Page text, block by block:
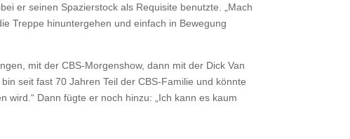
er seinen Spazierstock als Requisite benutzte. „Mach
Treppe hinuntergehen und einfach in Bewegung
mit der CBS-Morgenshow, dann mit der Dick Van
seit fast 70 Jahren Teil der CBS-Familie und könnte
Dann fügte er noch hinzu: „Ich kann es kaum